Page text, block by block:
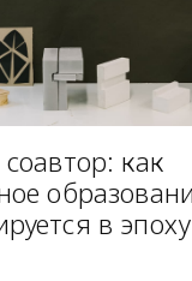
как
в эпоху